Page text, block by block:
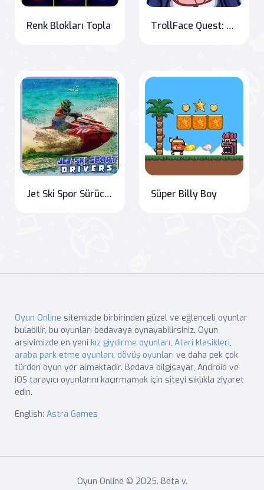
Renk Blokları Topla TrollFace Quest: USA 2
Jet Ski Spor Sürücüler Süper Billy Boy
Oyun Online sitemizde birbirinden güzel ve eğlenceli oyunlar
bulabilir, bu oyunları bedavaya oynayabilirsiniz. Oyun
arşivimizde en yeni kız giydirme oyunları, Atari klasikleri,
araba park etme oyunları, dövüş oyunları ve daha pek çok
türden oyun yer almaktadır. Bedava bilgisayar, Android ve
iOS tarayıcı oyunlarını kaçırmamak için siteyi sıklıkla ziyaret
edin.
English: Astra Games
Oyun Online © 2025. Beta v.